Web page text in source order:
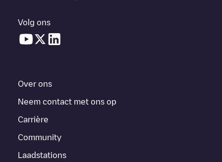
Volg ons
Over ons
Neem contact met ons op
Carrière
Community
Laadstations